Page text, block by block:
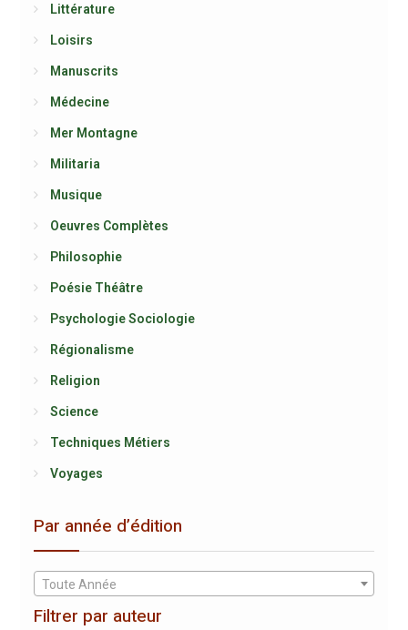
Littérature
Loisirs
Manuscrits
Médecine
Mer Montagne
Militaria
Musique
Oeuvres Complètes
Philosophie
Poésie Théâtre
Psychologie Sociologie
Régionalisme
Religion
Science
Techniques Métiers
Voyages
Par année d’édition
Toute Année
Filtrer par auteur